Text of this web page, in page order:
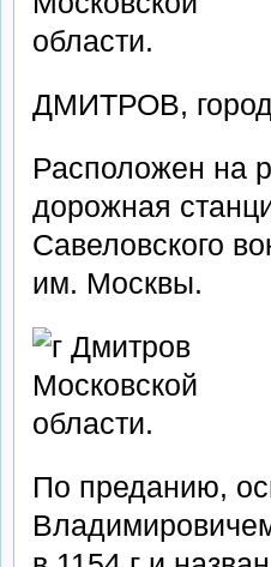
ДМИТРОВ, город
Расположен на
дорожная
Савеловского
им. Москвы.
По преданию,